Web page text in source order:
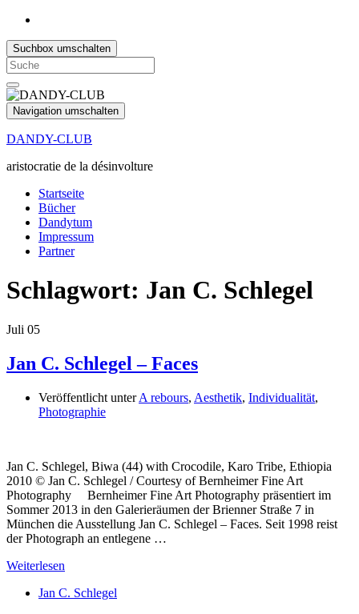
Suchbox umschalten
Search
for:
Navigation umschalten
DANDY-CLUB
aristocratie de la désinvolture
Startseite
Bücher
Dandytum
Impressum
Partner
Schlagwort: Jan C. Schlegel
Juli 05
Jan C. Schlegel – Faces
Veröffentlicht unterA rebours, Aesthetik, Individualität,
Photographie
Jan C. Schlegel, Biwa (44) with Crocodile, Karo Tribe, Ethiopia
2010 © Jan C. Schlegel / Courtesy of Bernheimer Fine Art
Photography Bernheimer Fine Art Photography präsentiert im
Sommer 2013 in den Galerieräumen der Brienner Straße 7 in
München die Ausstellung Jan C. Schlegel – Faces. Seit 1998 reist
der Photograph an entlegene …
Weiterlesen
Jan C. Schlegel